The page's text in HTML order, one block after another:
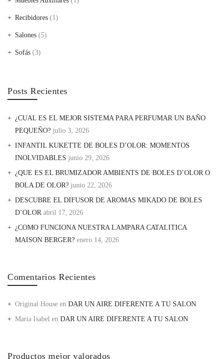
Recibidores (1)
Salones (5)
Sofás (3)
Posts Recientes
¿CUAL ES EL MEJOR SISTEMA PARA PERFUMAR UN BAÑO
PEQUEÑO? julio 3, 2026
INFANTIL KUKETTE DE BOLES D’OLOR: MOMENTOS
INOLVIDABLES junio 29, 2026
¿QUE ES EL BRUMIZADOR AMBIENTS DE BOLES D’OLOR O
BOLA DE OLOR? junio 22, 2026
DESCUBRE EL DIFUSOR DE AROMAS MIKADO DE BOLES
D’OLOR abril 17, 2026
¿COMO FUNCIONA NUESTRA LAMPARA CATALITICA
MAISON BERGER? enero 14, 2026
Comentarios Recientes
Original House en DAR UN AIRE DIFERENTE A TU SALON
Maria Isabel en DAR UN AIRE DIFERENTE A TU SALON
Productos mejor valorados